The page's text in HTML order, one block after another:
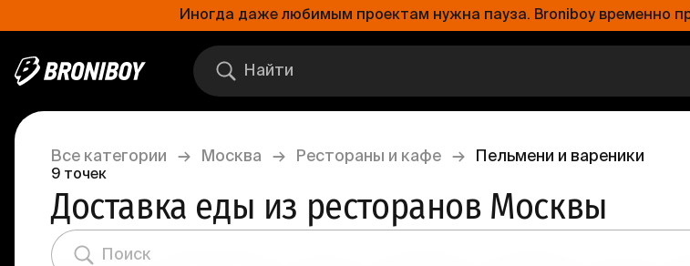
Иногда даже любимым проектам нужна пауза. Broniboy временно
Все категории → Москва → Рестораны и кафе → Пельмени и вареники
9 точек
Доставка еды из ресторанов Москвы